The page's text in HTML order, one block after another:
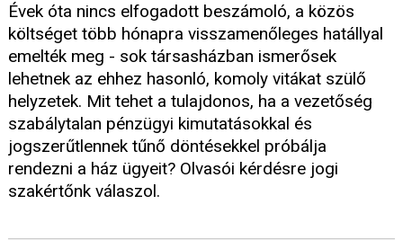
Évek óta nincs elfogadott beszámoló, a közös
költséget több hónapra visszamenőleges hatállyal
emelték meg - sok társasházban ismerősek
lehetnek az ehhez hasonló, komoly vitákat szülő
helyzetek. Mit tehet a tulajdonos, ha a vezetőség
szabálytalan pénzügyi kimutatásokkal és
jogszerűtlennek tűnő döntésekkel próbálja
rendezni a ház ügyeit? Olvasói kérdésre jogi
szakértőnk válaszol.